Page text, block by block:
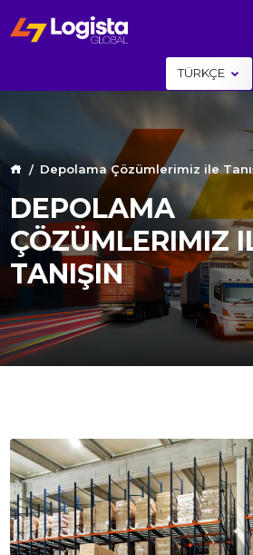
TÜRKÇE
Depolama Çözümlerimiz ile
DEPOLAMA
ÇÖZÜMLERIMIZ
TANIŞIN